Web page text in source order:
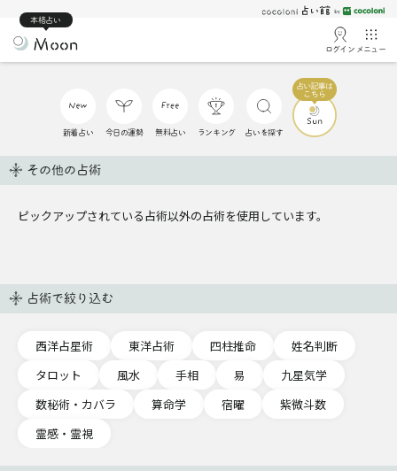
本格占い
ログイン メニュー
新着占い 今日の運勢 無料占い ランキング 占いを探す
その他の占術
ピックアップされている占術以外の占術を使用しています。
占術で絞り込む
西洋占星術 東洋占術 四柱推命
姓名判断
タロット
風水 手相 易
九星気学
数秘術・カバラ
算命学 宿曜
紫微斗数
霊感・霊視